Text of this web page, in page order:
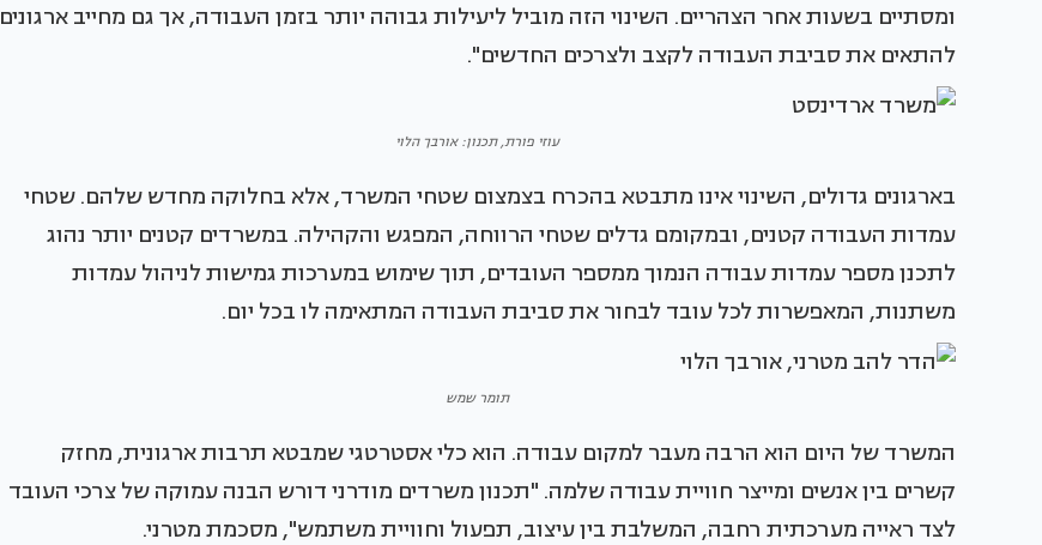
ומסתיים בשעות אחר הצהריים. השינוי הזה מוביל ליעילות גבוהה יותר בזמן העבודה, אך גם מחייב ארגונים
להתאים את סביבת העבודה לקצב ולצרכים החדשים".
עוזי פורת, תכנון: אורבך הלוי
בארגונים גדולים, השינוי אינו מתבטא בהכרח בצמצום שטחי המשרד, אלא בחלוקה מחדש שלהם. שטחי
עמדות העבודה קטנים, ובמקומם גדלים שטחי הרווחה, המפגש והקהילה. במשרדים קטנים יותר נהוג
לתכנן מספר עמדות עבודה הנמוך ממספר העובדים, תוך שימוש במערכות גמישות לניהול עמדות
משתנות, המאפשרות לכל עובד לבחור את סביבת העבודה המתאימה לו בכל יום.
תומר שמש
המשרד של היום הוא הרבה מעבר למקום עבודה. הוא כלי אסטרטגי שמבטא תרבות ארגונית, מחזק
קשרים בין אנשים ומייצר חוויית עבודה שלמה. "תכנון משרדים מודרני דורש הבנה עמוקה של צרכי העובד
לצד ראייה מערכתית רחבה, המשלבת בין עיצוב, תפעול וחוויית משתמש", מסכמת מטרני.